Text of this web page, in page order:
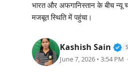
बॉलीवुड
भारत और अफगानिस्तान के बीच न्यू
मजबूत स्थिति में पहुंचा।
Kashish Sain
June 7, 2026 • 3:54 PM